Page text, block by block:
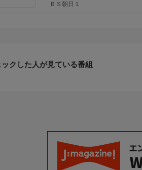
ＢＳ朝日１
クした人が見ている番組